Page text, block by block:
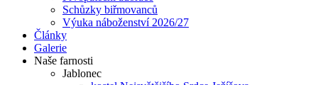
Schůzky biřmovanců
Výuka náboženství 2026/27
Články
Galerie
Naše farnosti
Jablonec